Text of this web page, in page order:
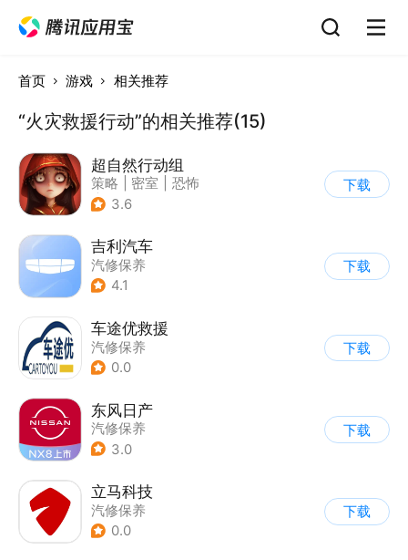
首页 游戏 相关推荐
“火灾救援行动”的相关推荐(15)
超自然行动组
策略 密室
恐怖
| 巨人
3.6
下载
吉利汽车
汽修保养
4.1
下载
车途优救援
汽修保养
0.0
下载
东风日产
汽修保养
3.0
下载
立马科技
汽修保养
0.0
下载